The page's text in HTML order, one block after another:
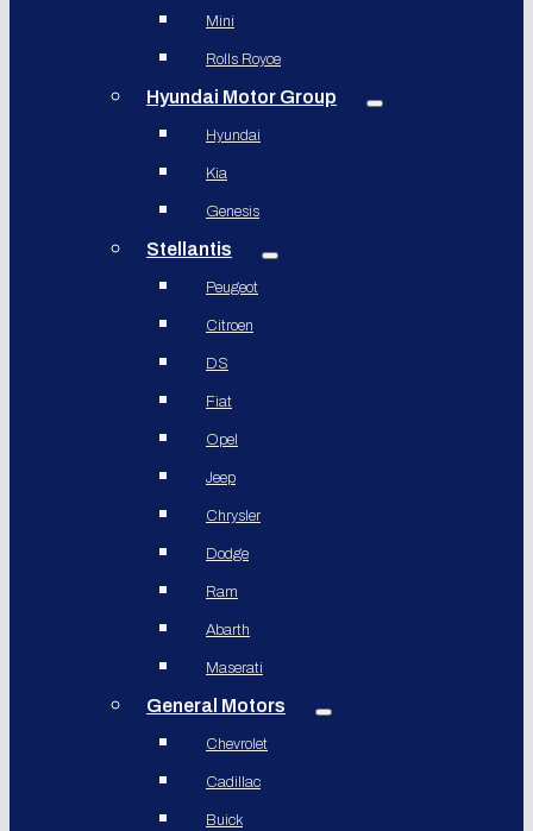
Mini
Rolls Royce
Hyundai Motor Group
Hyundai
Kia
Genesis
Stellantis
Peugeot
Citroen
DS
Fiat
Opel
Jeep
Chrysler
Dodge
Ram
Abarth
Maserati
General Motors
Chevrolet
Cadillac
Buick